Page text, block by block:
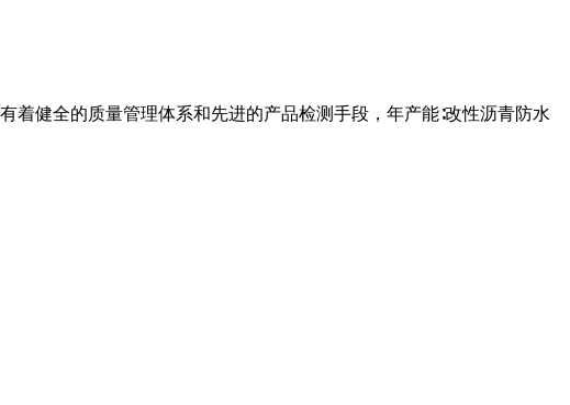
健全的质量管理体系和先进的产品检测手段，年产能∶改性沥青防水